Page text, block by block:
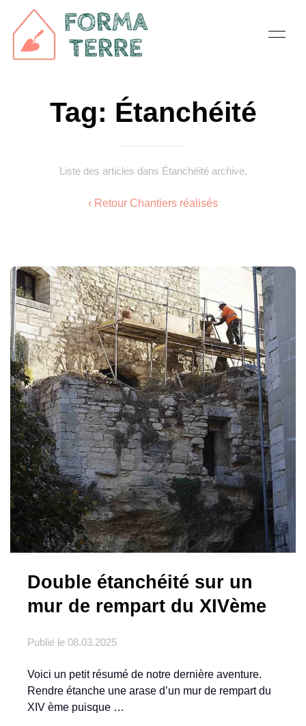
Tag: Étanchéité
Liste des articles dans Étanchéité archive.
‹ Retour Chantiers réalisés
Double étanchéité sur un
mur de rempart du XIVème
Publié le 08.03.2025
Voici un petit résumé de notre dernière aventure.
Rendre étanche une arase d’un mur de rempart du
XIV ème puisque …